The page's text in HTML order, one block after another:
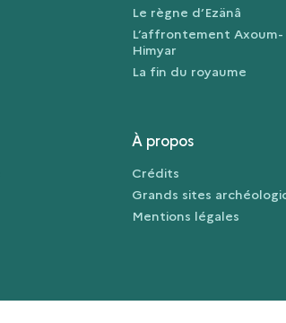
Le règne d’Ezänâ
L’affrontement Axoum-
Himyar
La fin du royaume
À propos
Crédits
Grands sites
Mentions légales